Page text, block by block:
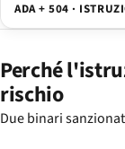
ADA + 504 ·
Perché
rischio
Due binari